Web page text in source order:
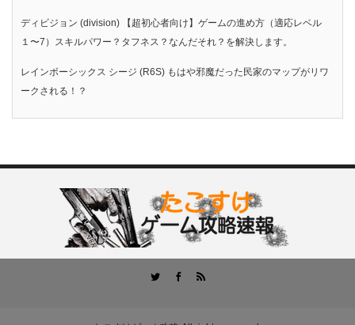
ディビジョン (division) 【超初心者向け】ゲームの進め方（適応レベル
１〜7）スキルパワー？タフネス？なんだそれ？を解決します。
レインボーシックス シージ (R6S) もはや邪魔だった民家のマップがリワ
ークされる！？
TwitterFacebook